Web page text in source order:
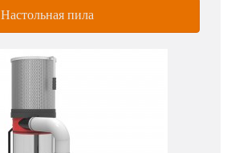
Настольная пила